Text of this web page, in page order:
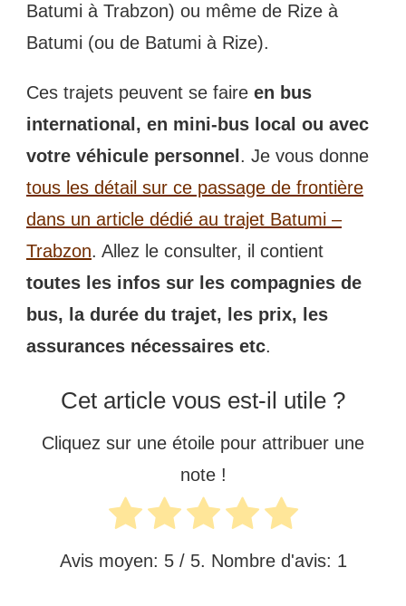
Batumi à Trabzon) ou même de Rize à
Batumi (ou de Batumi à Rize).
Ces trajets peuvent se faire en bus
international, en mini-bus local ou avec
votre véhicule personnel . Je vous donne
tous les détail sur ce passage de frontière
dans un article dédié au trajet Batumi –
Trabzon. Allez le consulter, il contient
toutes les infos sur les compagnies de
bus, la durée du trajet, les prix, les
assurances nécessaires etc.
Cet article vous est-il utile ?
Cliquez sur une étoile pour attribuer une
note !
Avis moyen: 5/ 5. Nombre d'avis: 1